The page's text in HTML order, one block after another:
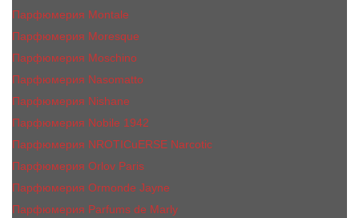
Парфюмерия Montale
Парфюмерия Moresque
Парфюмерия Moschino
Парфюмерия Nasomatto
Парфюмерия Nishane
Парфюмерия Nobile 1942
Парфюмерия NROTICuERSE Narcotic
Парфюмерия Orlov Paris
Парфюмерия Ormonde Jayne
Парфюмерия Parfums de Marly